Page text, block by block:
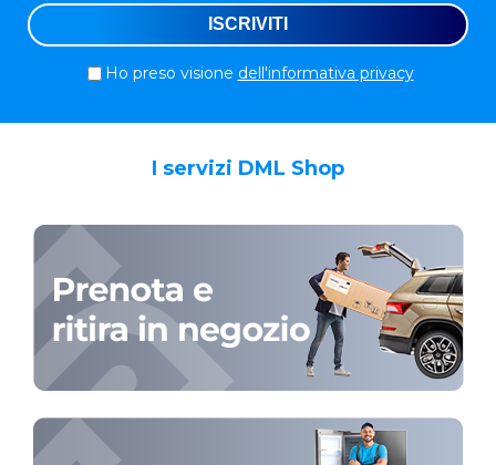
Ho preso visione dell'informativa privacy
I servizi DML Shop